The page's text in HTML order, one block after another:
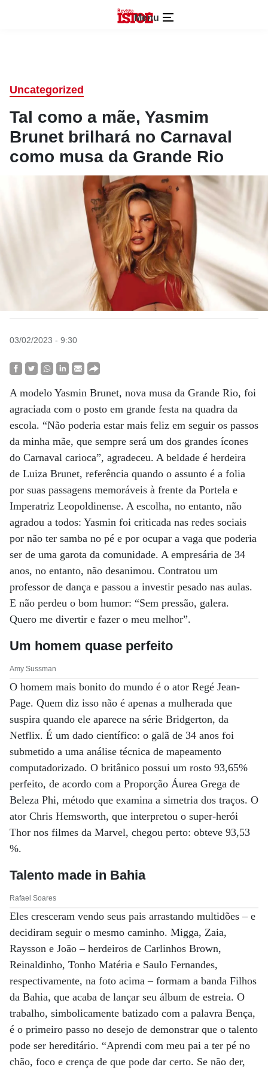
Menu
Uncategorized
Tal como a mãe, Yasmim
Brunet brilhará no Carnaval
como musa da Grande Rio
03/02/2023 - 9:30
A modelo Yasmin Brunet, nova musa da Grande Rio, foi
agraciada com o posto em grande festa na quadra da
escola. “Não poderia estar mais feliz em seguir os passos
da minha mãe, que sempre será um dos grandes ícones
do Carnaval carioca”, agradeceu. A beldade é herdeira
de Luiza Brunet, referência quando o assunto é a folia
por suas passagens memoráveis à frente da Portela e
Imperatriz Leopoldinense. A escolha, no entanto, não
agradou a todos: Yasmin foi criticada nas redes sociais
por não ter samba no pé e por ocupar a vaga que poderia
ser de uma garota da comunidade. A empresária de 34
anos, no entanto, não desanimou. Contratou um
professor de dança e passou a investir pesado nas aulas.
E não perdeu o bom humor: “Sem pressão, galera.
Quero me divertir e fazer o meu melhor”.
Um homem quase perfeito
Amy Sussman
O homem mais bonito do mundo é o ator Regé Jean-
Page. Quem diz isso não é apenas a mulherada que
suspira quando ele aparece na série Bridgerton, da
Netflix. É um dado científico: o galã de 34 anos foi
submetido a uma análise técnica de mapeamento
computadorizado. O britânico possui um rosto 93,65%
perfeito, de acordo com a Proporção Áurea Grega de
Beleza Phi, método que examina a simetria dos traços. O
ator Chris Hemsworth, que interpretou o super-herói
Thor nos filmes da Marvel, chegou perto: obteve 93,53
%.
Talento made in Bahia
Rafael Soares
Eles cresceram vendo seus pais arrastando multidões – e
decidiram seguir o mesmo caminho. Migga, Zaia,
Raysson e João – herdeiros de Carlinhos Brown,
Reinaldinho, Tonho Matéria e Saulo Fernandes,
respectivamente, na foto acima – formam a banda Filhos
da Bahia, que acaba de lançar seu álbum de estreia. O
trabalho, simbolicamente batizado com a palavra Bença,
é o primeiro passo no desejo de demonstrar que o talento
pode ser hereditário. “Aprendi com meu pai a ter pé no
chão, foco e crença de que pode dar certo. Se não der,